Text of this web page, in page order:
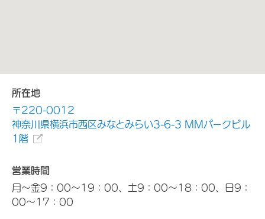
所在地
〒220-0012
神奈川県横浜市西区みなとみらい3-6-3 MMパークビル
1階
営業時間
月～金9：00～19：00、土9：00～18：00、日9：
00～17：00